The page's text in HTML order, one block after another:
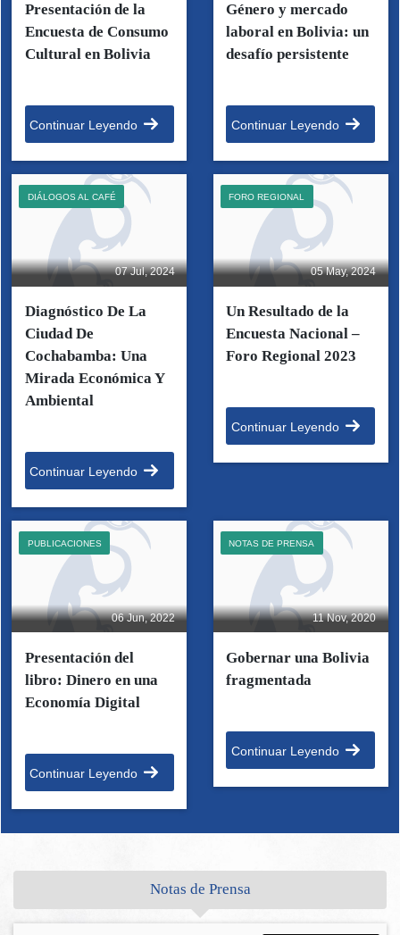
Presentación de la
Encuesta de Consumo
Cultural en Bolivia
Continuar Leyendo
Género y mercado
laboral en Bolivia: un
desafío persistente
Continuar Leyendo
07 Jul, 2024
DIÁLOGOS AL CAFÉ
Diagnóstico De La
Ciudad De
Cochabamba: Una
Mirada Económica Y
Ambiental
Continuar Leyendo
05 May, 2024
FORO REGIONAL
Un Resultado de la
Encuesta Nacional –
Foro Regional 2023
Continuar Leyendo
06 Jun, 2022
PUBLICACIONES
Presentación del
libro: Dinero en una
Economía Digital
Continuar Leyendo
11 Nov, 2020
NOTAS DE PRENSA
Gobernar una Bolivia
fragmentada
Continuar Leyendo
Notas de Prensa